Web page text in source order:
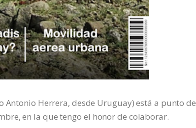
Antonio Herrera, desde Uruguay) está a punto de
en la que tengo el honor de colaborar.